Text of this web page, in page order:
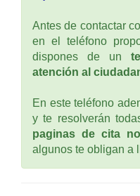
Antes de contactar
en el teléfono
dispones de un
atención al
En este teléfono
y te resolverán
paginas de cita
algunos te obligan a